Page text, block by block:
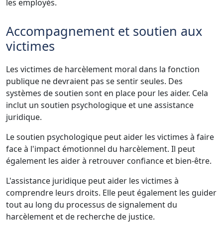
les employés.
Accompagnement et soutien aux
victimes
Les victimes de harcèlement moral dans la fonction
publique ne devraient pas se sentir seules. Des
systèmes de soutien sont en place pour les aider. Cela
inclut un soutien psychologique et une assistance
juridique.
Le soutien psychologique peut aider les victimes à faire
face à l'impact émotionnel du harcèlement. Il peut
également les aider à retrouver confiance et bien-être.
L'assistance juridique peut aider les victimes à
comprendre leurs droits. Elle peut également les guider
tout au long du processus de signalement du
harcèlement et de recherche de justice.